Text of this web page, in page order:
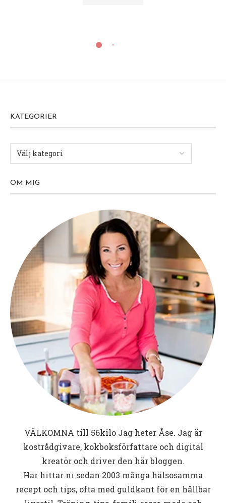
KATEGORIER
OM MIG
VÄLKOMNA till 56kiloJag heter Åse. Jag är
kostrådgivare, kokboksförfattare och digital
kreatör och driver den här bloggen.
Här hittar ni sedan 2003 många hälsosamma
recept och tips, ofta med guldkant för en hållbar